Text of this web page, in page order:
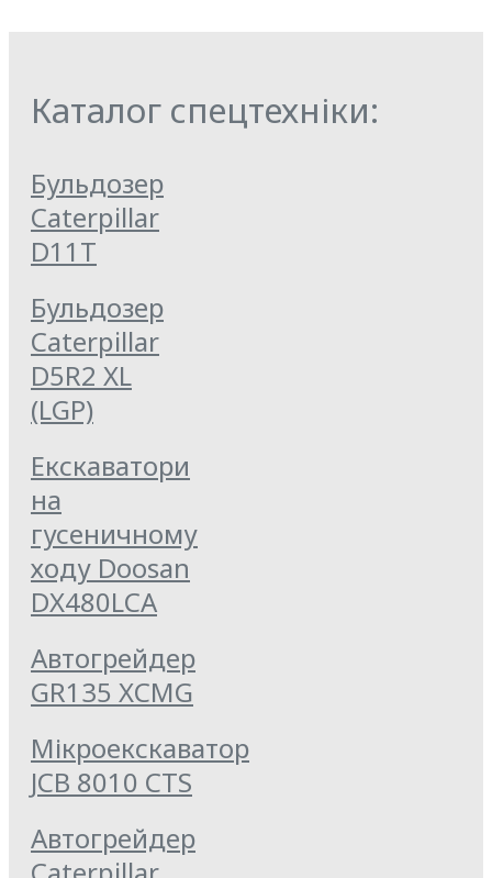
Каталог спецтехніки:
Бульдозер
Caterpillar
D11T
Бульдозер
Caterpillar
D5R2 XL
(LGP)
Екскаватори
на
гусеничному
ходу Doosan
DX480LCA
Автогрейдер
GR135 XCMG
Мікроекскаватор
JCB 8010 CTS
Автогрейдер